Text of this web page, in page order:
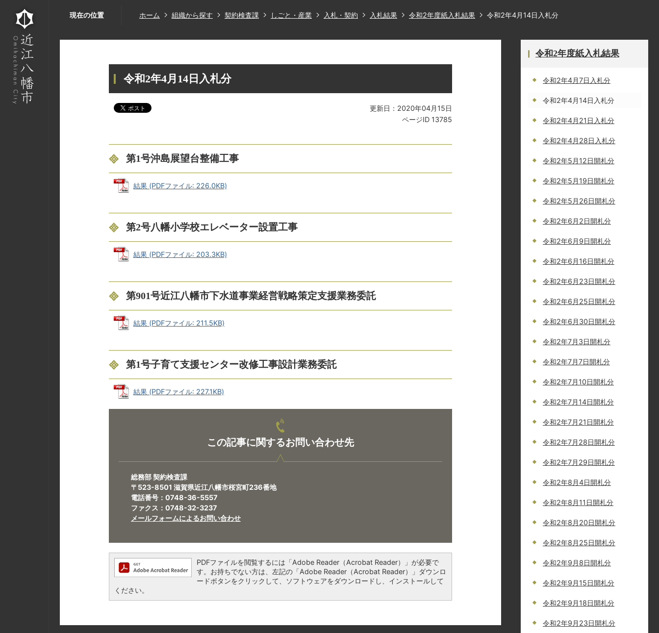
現在の位置 ホーム 組織から探す 契約検査課 しごと・産業 入札・契約 入札結果 令和2年度紙入札結果 令和2年4月14日入札分
令和2年4月14日入札分
更新日：2020年04月15日
ページID 13785
第1号沖島展望台整備工事
結果 (PDFファイル: 226.0KB)
第2号八幡小学校エレベーター設置工事
結果 (PDFファイル: 203.3KB)
第901号近江八幡市下水道事業経営戦略策定支援業務委託
結果 (PDFファイル: 211.5KB)
第1号子育て支援センター改修工事設計業務委託
結果 (PDFファイル: 227.1KB)
この記事に関するお問い合わせ先
総務部 契約検査課
〒523-8501 滋賀県近江八幡市桜宮町236番地
電話番号：0748-36-5557
ファクス：0748-32-3237
メールフォームによるお問い合わせ
PDFファイルを閲覧するには「Adobe Reader（Acrobat Reader）」が必要で
す。お持ちでない方は、左記の「Adobe Reader（Acrobat Reader）」ダウンロ
ードボタンをクリックして、ソフトウェアをダウンロードし、インストールして
ください。
令和2年度紙入札結果
令和2年4月7日入札分
令和2年4月14日入札分
令和2年4月21日入札分
令和2年4月28日入札分
令和2年5月12日開札分
令和2年5月19日開札分
令和2年5月26日開札分
令和2年6月2日開札分
令和2年6月9日開札分
令和2年6月16日開札分
令和2年6月23日開札分
令和2年6月25日開札分
令和2年6月30日開札分
令和2年7月3日開札分
令和2年7月7日開札分
令和2年7月10日開札分
令和2年7月14日開札分
令和2年7月21日開札分
令和2年7月28日開札分
令和2年7月29日開札分
令和2年8月4日開札分
令和2年8月11日開札分
令和2年8月20日開札分
令和2年8月25日開札分
令和2年9月8日開札分
令和2年9月15日開札分
令和2年9月18日開札分
令和2年9月23日開札分